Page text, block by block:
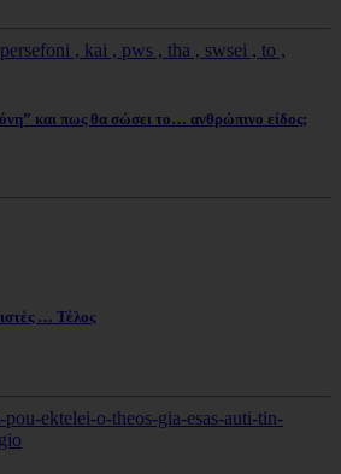
και πως θα σώσει το… ανθρώπινο είδος;
… Τέλος